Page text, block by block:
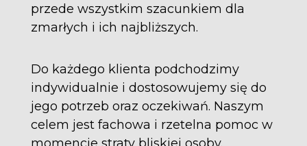
przede wszystkim szacunkiem dla
zmarłych i ich najbliższych.
Do każdego klienta podchodzimy
indywidualnie i dostosowujemy się do
jego potrzeb oraz oczekiwań. Naszym
celem jest fachowa i rzetelna pomoc w